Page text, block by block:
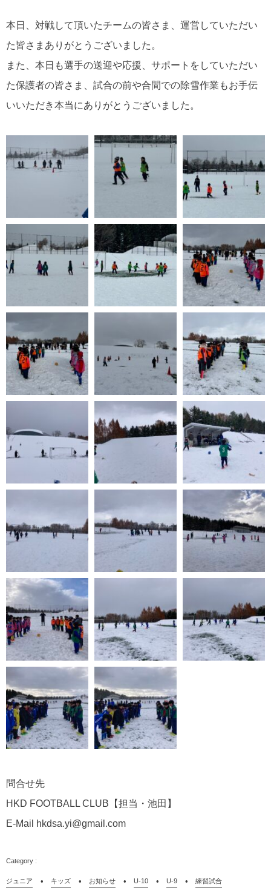
本日、対戦して頂いたチームの皆さま、運営していただい
た皆さまありがとうございました。
また、本日も選手の送迎や応援、サポートをしていただい
た保護者の皆さま、試合の前や合間での除雪作業もお手伝
いいただき本当にありがとうございました。
問合せ先
HKD FOOTBALL CLUB【担当・池田】
E-Mail hkdsa.yi@gmail.com
ジュニア キッズ お知らせ U-10 U-9 練習試合